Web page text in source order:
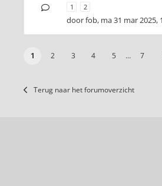
1 2
doorfob, ma 31 mar 2025,
1 2 3 4 5 … 7
Terug naar het forumoverzicht